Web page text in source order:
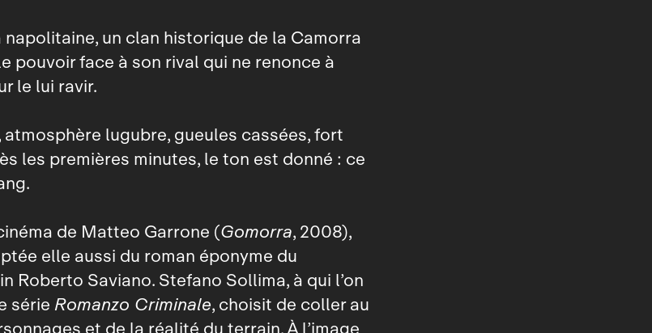
un clan historique de la Camorra
pouvoir face à son rival qui ne renonce à
le lui ravir.
lugubre, gueules cassées, fort
les premières minutes, le ton est donné : ce
de Matteo Garrone (Gomorra, 2008),
elle aussi du roman éponyme du
Roberto Saviano. Stefano Sollima, à qui l’on
sérieRomanzo Criminale, choisit de coller au